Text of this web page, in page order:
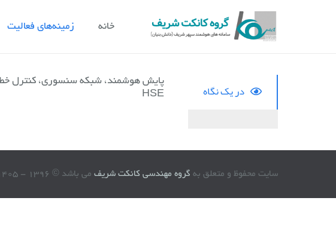
خانه زمینه‌های فعالیت
در یک نگاه
پایش هوشمند، شبکه سنسوری، کنترل
HSE
سایت محفوظ و متعلق به گروه مهندسی کانکت شریف می باشد © 1396 - 1405